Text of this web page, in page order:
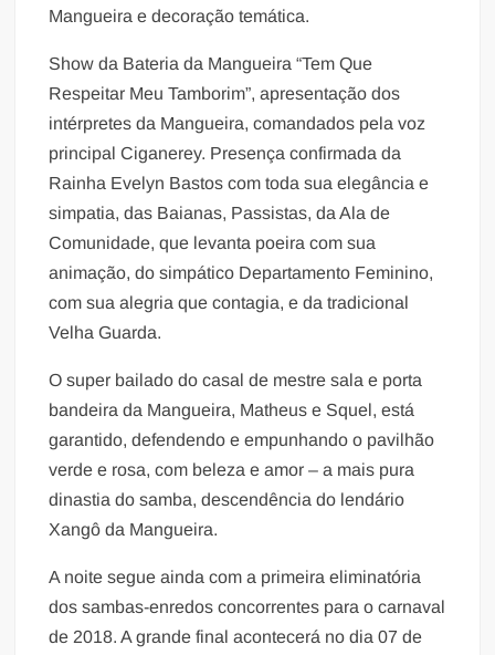
Mangueira e decoração temática.
Show da Bateria da Mangueira “Tem Que
Respeitar Meu Tamborim”, apresentação dos
intérpretes da Mangueira, comandados pela voz
principal Ciganerey. Presença confirmada da
Rainha Evelyn Bastos com toda sua elegância e
simpatia, das Baianas, Passistas, da Ala de
Comunidade, que levanta poeira com sua
animação, do simpático Departamento Feminino,
com sua alegria que contagia, e da tradicional
Velha Guarda.
O super bailado do casal de mestre sala e porta
bandeira da Mangueira, Matheus e Squel, está
garantido, defendendo e empunhando o pavilhão
verde e rosa, com beleza e amor – a mais pura
dinastia do samba, descendência do lendário
Xangô da Mangueira.
A noite segue ainda com a primeira eliminatória
dos sambas-enredos concorrentes para o carnaval
de 2018. A grande final acontecerá no dia 07 de